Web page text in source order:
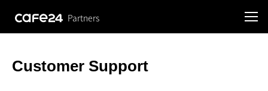
Partners
Customer Support